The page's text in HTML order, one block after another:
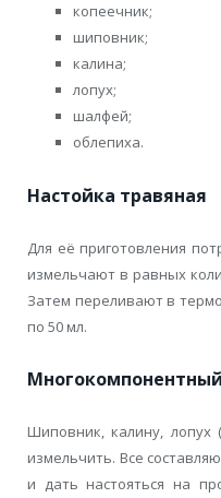
копеечник;
шиповник;
калина;
лопух;
шалфей;
облепиха.
Настойка травяная
Для её приготовления
измельчают в равных
Затем переливают в
по 50 мл.
Шиповник, калину, лопух
измельчить. Все
и дать настояться на